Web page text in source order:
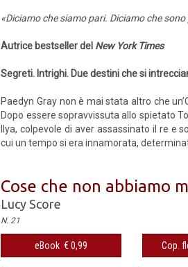
«Diciamo che siamo pari. Diciamo che
Autrice bestseller del New York Times
Segreti. Intrighi. Due destini che si
Paedyn Gray non è mai stata altro che
Dopo essere sopravvissuta allo spietato
Ilya, colpevole di aver assassinato il re e
cui un tempo si era innamorata,
Cose che non abbiamo
Lucy Score
N. 21
eBook € 0,99 Cop.